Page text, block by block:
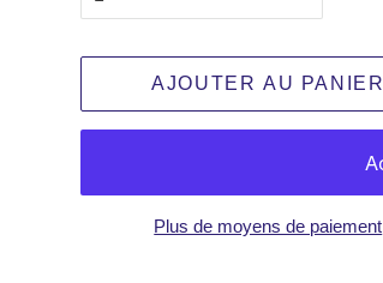
AJOUTER AU PANIER
Plus de moyens de paiement